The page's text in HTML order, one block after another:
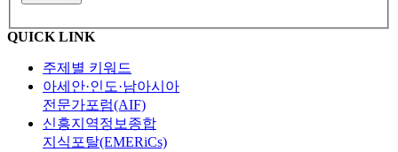
QUICK LINK
주제별 키워드
아세안·인도·남아시아
전문가포럼(AIF)
신흥지역정보종합
지식포탈(EMERiCs)